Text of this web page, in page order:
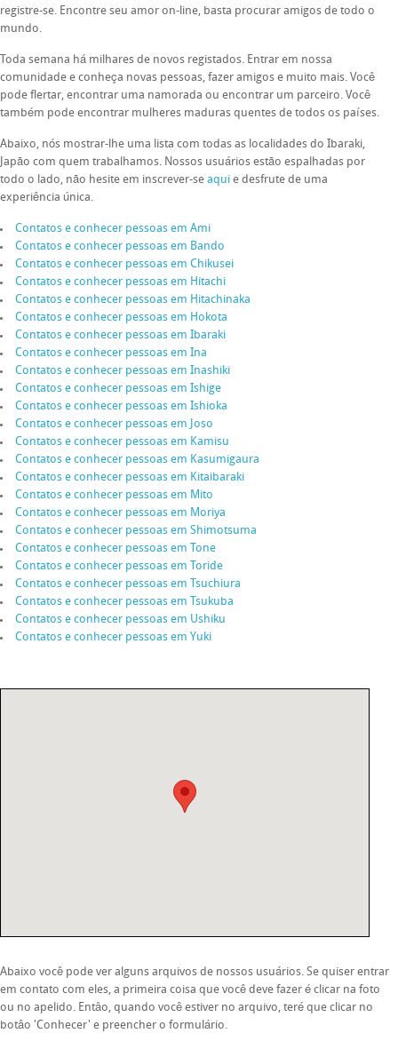
registre-se. Encontre seu amor on-line, basta procurar amigos de todo o
mundo.
Toda semana há milhares de novos registados. Entrar em nossa
comunidade e conheça novas pessoas, fazer amigos e muito mais. Você
pode flertar, encontrar uma namorada ou encontrar um parceiro. Você
também pode encontrar mulheres maduras quentes de todos os países.
Abaixo, nós mostrar-lhe uma lista com todas as localidades do Ibaraki,
Japão com quem trabalhamos. Nossos usuários estão espalhadas por
todo o lado, não hesite em inscrever-se aqui e desfrute de uma
experiência única.
Contatos e conhecer pessoas em Ami
Contatos e conhecer pessoas em Bando
Contatos e conhecer pessoas em Chikusei
Contatos e conhecer pessoas em Hitachi
Contatos e conhecer pessoas em Hitachinaka
Contatos e conhecer pessoas em Hokota
Contatos e conhecer pessoas em Ibaraki
Contatos e conhecer pessoas em Ina
Contatos e conhecer pessoas em Inashiki
Contatos e conhecer pessoas em Ishige
Contatos e conhecer pessoas em Ishioka
Contatos e conhecer pessoas em Joso
Contatos e conhecer pessoas em Kamisu
Contatos e conhecer pessoas em Kasumigaura
Contatos e conhecer pessoas em Kitaibaraki
Contatos e conhecer pessoas em Mito
Contatos e conhecer pessoas em Moriya
Contatos e conhecer pessoas em Shimotsuma
Contatos e conhecer pessoas em Tone
Contatos e conhecer pessoas em Toride
Contatos e conhecer pessoas em Tsuchiura
Contatos e conhecer pessoas em Tsukuba
Contatos e conhecer pessoas em Ushiku
Contatos e conhecer pessoas em Yuki
Abaixo você pode ver alguns arquivos de nossos usuários. Se quiser entrar
em contato com eles, a primeira coisa que você deve fazer é clicar na foto
ou no apelido. Entâo, quando você estiver no arquivo, teré que clicar no
botâo 'Conhecer' e preencher o formulário.